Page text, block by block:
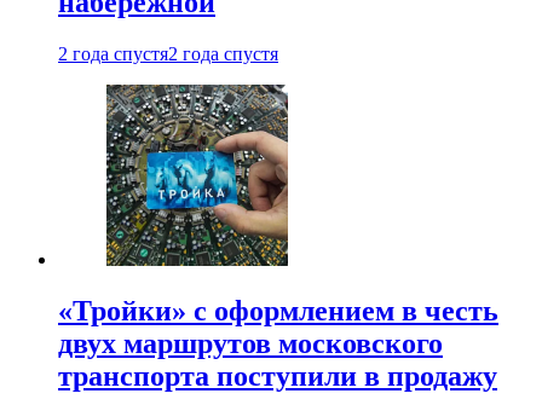
2 года спустя2 года спустя
«Тройки» с оформлением в честь
двух маршрутов московского
транспорта поступили в продажу